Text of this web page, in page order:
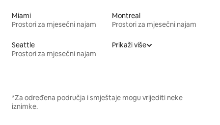
Miami
Prostori za mjesečni najam
Montreal
Prostori za mjesečni najam
Seattle
Prostori za mjesečni najam
Prikaži više
*Za određena područja i smještaje mogu vrijediti neke
iznimke.